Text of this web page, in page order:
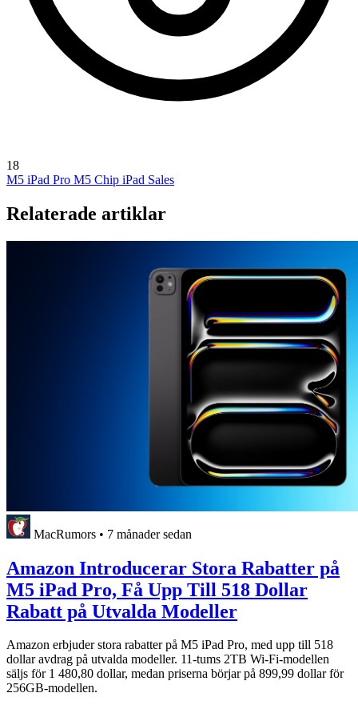
18
M5 iPad Pro M5 Chip iPad Sales
Relaterade artiklar
MacRumors • 7 månader sedan
Amazon Introducerar Stora Rabatter på
M5 iPad Pro, Få Upp Till 518 Dollar
Rabatt på Utvalda Modeller
Amazon erbjuder stora rabatter på M5 iPad Pro, med upp till 518
dollar avdrag på utvalda modeller. 11-tums 2TB Wi-Fi-modellen
säljs för 1 480,80 dollar, medan priserna börjar på 899,99 dollar för
256GB-modellen.